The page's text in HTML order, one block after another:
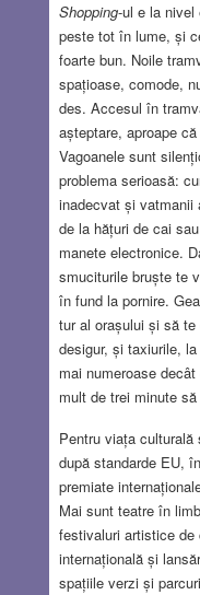
Shopping-ul e la nivel
peste tot în lume, și
foarte bun. Noile
spațioase, comode,
des. Accesul în
așteptare, aproape
Vagoanele sunt
problema serioasă:
inadecvat și vatmanii
de la hățuri de cai
manete electronice.
smuciturile bruște te
în fund la pornire.
tur al orașului și să
desigur, și taxiurile,
mai numeroase
mult de trei minute
Pentru viața
după standarde EU,
premiate
Mai sunt teatre în
festivaluri artistice
internațională și
spațiile verzi și